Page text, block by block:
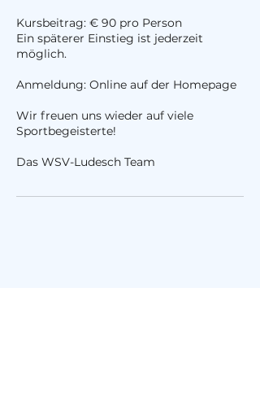
Kursbeitrag: € 90 pro Person
Ein späterer Einstieg ist jederzeit
möglich.
Anmeldung: Online auf der Homepage
Wir freuen uns wieder auf viele
Sportbegeisterte!
Das WSV-Ludesch Team